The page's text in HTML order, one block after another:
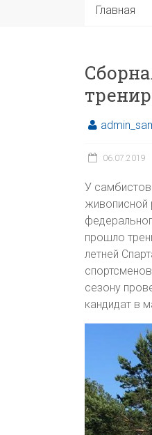
Главная
06.07.2019
У самбистов
живописной
прошло
летней
сезону
кандидат в